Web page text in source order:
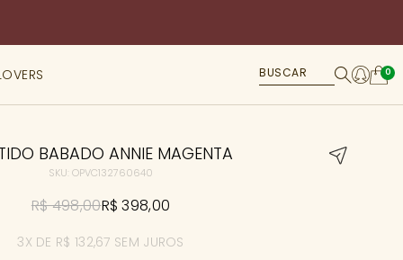
0
BABADO ANNIE MAGENTA
SKU: OPVC132760640
R$ 498,00R$ 398,00
3X DE R$ 132,67 SEM JUROS